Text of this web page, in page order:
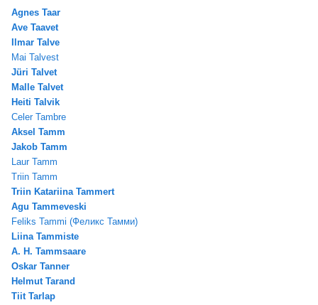
Agnes Taar
Ave Taavet
Ilmar Talve
Mai Talvest
Jüri Talvet
Malle Talvet
Heiti Talvik
Celer Tambre
Aksel Tamm
Jakob Tamm
Laur Tamm
Triin Tamm
Triin Katariina Tammert
Agu Tammeveski
Feliks Tammi (Феликс Тамми)
Liina Tammiste
A. H. Tammsaare
Oskar Tanner
Helmut Tarand
Tiit Tarlap